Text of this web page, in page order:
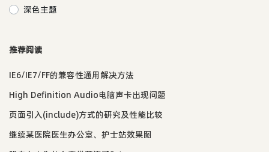
深色主题
推荐阅读
IE6/IE7/FF的兼容性通用解决方法
High Definition Audio电脑声卡出现问题
页面引入(include)方式的研究及性能比较
继续某医院医生办公室、护士站效果图